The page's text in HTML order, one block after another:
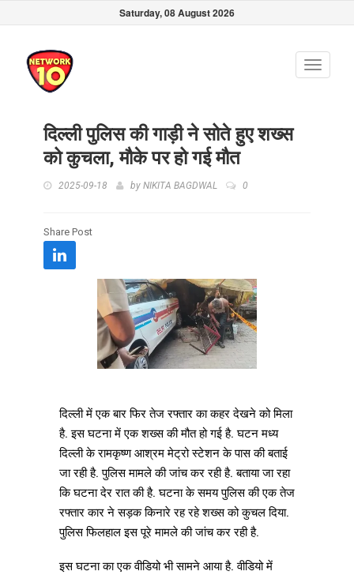
Saturday, 08 August 2026
Toggle
दिल्ली पुलिस की गाड़ी ने सोते हुए शख्स
को कुचला, मौके पर हो गई मौत
2025-09-18 by NIKITA BAGDWAL 0
Share Post
दिल्ली में एक बार फिर तेज रफ्तार का कहर देखने को मिला
है. इस घटना में एक शख्स की मौत हो गई है. घटन मध्य
दिल्ली के रामकृष्ण आश्रम मेट्रो स्टेशन के पास की बताई
जा रही है. पुलिस मामले की जांच कर रही है. बताया जा रहा
कि घटना देर रात की है. घटना के समय पुलिस की एक तेज
रफ्तार कार ने सड़क किनारे रह रहे शख्स को कुचल दिया.
पुलिस फिलहाल इस पूरे मामले की जांच कर रही है.
इस घटना का एक वीडियो भी सामने आया है. वीडियो में